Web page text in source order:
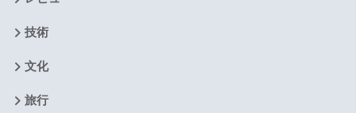
技術
文化
旅行